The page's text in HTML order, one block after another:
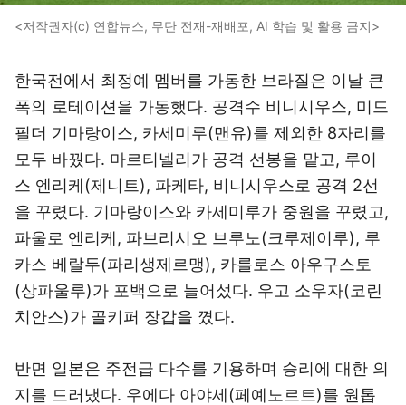
<저작권자(c) 연합뉴스, 무단 전재-재배포, AI 학습 및 활용 금지>
한국전에서 최정예 멤버를 가동한 브라질은 이날 큰
폭의 로테이션을 가동했다. 공격수 비니시우스, 미드
필더 기마랑이스, 카세미루(맨유)를 제외한 8자리를
모두 바꿨다. 마르티넬리가 공격 선봉을 맡고, 루이
스 엔리케(제니트), 파케타, 비니시우스로 공격 2선
을 꾸렸다. 기마랑이스와 카세미루가 중원을 꾸렸고,
파울로 엔리케, 파브리시오 브루노(크루제이루), 루
카스 베랄두(파리생제르맹), 카를로스 아우구스토
(상파울루)가 포백으로 늘어섰다. 우고 소우자(코린
치안스)가 골키퍼 장갑을 꼈다.
반면 일본은 주전급 다수를 기용하며 승리에 대한 의
지를 드러냈다. 우에다 아야세(페예노르트)를 원톱